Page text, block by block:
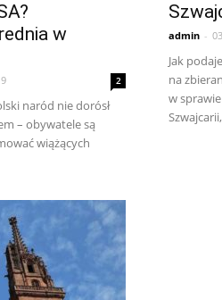
w
2
naród nie dorósł
– obywatele są
wiążących
admin -
Jak
na
w